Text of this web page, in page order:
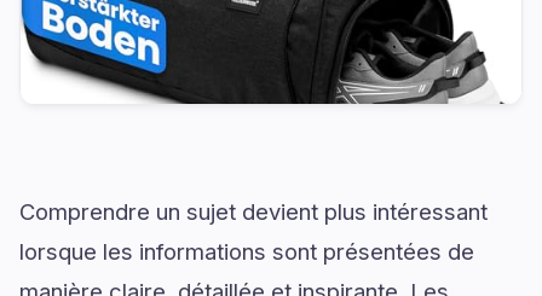
Comprendre un sujet devient plus intéressant
lorsque les informations sont présentées de